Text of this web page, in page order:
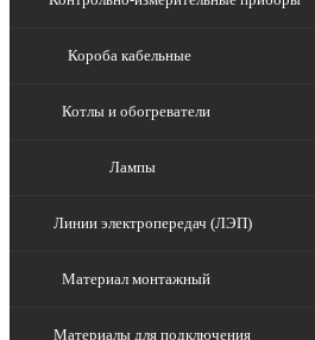
Короба кабельные
Котлы и обогреватели
Лампы
Линии электропередач (ЛЭП)
Материал монтажный
Материалы для подключения